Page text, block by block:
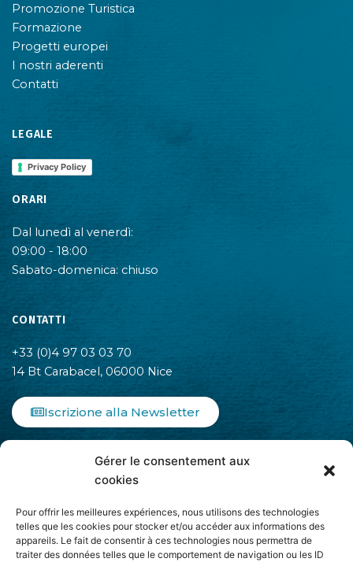
Gérer le consentement aux
cookies
Pour offrir les meilleures expériences, nous utilisons des technologies
telles que les cookies pour stocker et/ou accéder aux informations des
appareils. Le fait de consentir à ces technologies nous permettra de
traiter des données telles que le comportement de navigation ou les ID
Promozione Turistica
Formazione
Progetti europei
I nostri aderenti
Contatti
LEGALE
Privacy Policy
ORARI
Dal lunedì al venerdì:
09:00 - 18:00
Sabato-domenica: chiuso
CONTATTI
+33 (0)4 97 03 03 70
14 Bt Carabacel, 06000 Nice
Iscrizione alla Newsletter
b
o
o
a
g
r
i
n
e
d
i